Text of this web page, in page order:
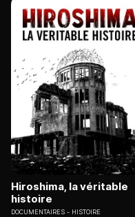
Hiroshima, la véritable
histoire
DOCUMENTAIRES HISTOIRE